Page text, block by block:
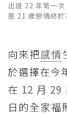
出道 22 年第一
差 21 歲戀情終
向來把感情
於選擇在今
在 12 月 29
日的全家福